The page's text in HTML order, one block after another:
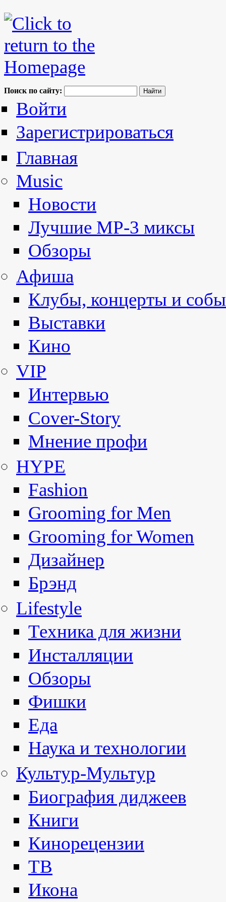
Поиск по сайту:
Войти
Зарегистрироваться
Главная
Music
Новости
Лучшие MP-3 миксы
Обзоры
Афиша
Клубы, концерты и
Выставки
Кино
VIP
Интервью
Cover-Story
Мнение профи
HYPE
Fashion
Grooming for Men
Grooming for Women
Дизайнер
Брэнд
Lifestyle
Техника для жизни
Инсталляции
Обзоры
Фишки
Еда
Наука и технологии
Культур-Мультур
Биография диджеев
Книги
Кинорецензии
ТВ
Икона